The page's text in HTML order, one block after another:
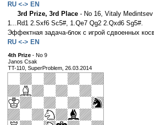
RU <-> EN
3rd Prize, 3rd Place - No 16, Vitaly
1...Rd1 2.Sxf6 Sc5#, 1.Qe7 Qg2 2.Qxd6 Sg5#.
Эффектная задача-блок с игрой сдвоенных
RU <-> EN
4th Prize - No 9
Janos Csak
TT-110, SuperProblem, 26.03.2014